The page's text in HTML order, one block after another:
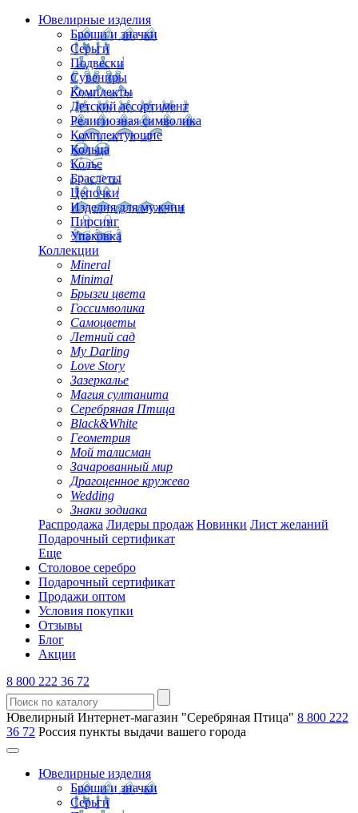
Ювелирные изделия
Броши и значки
Серьги
Подвески
Сувениры
Комплекты
Детский ассортимент
Религиозная символика
Комплектующие
Кольца
Колье
Браслеты
Цепочки
Изделия для мужчин
Пирсинг
Упаковка
Коллекции
Mineral
Minimal
Брызги цвета
Госсимволика
Самоцветы
Летний сад
My Darling
Love Story
Зазеркалье
Магия султанита
Серебряная Птица
Black&White
Геометрия
Мой талисман
Зачарованный мир
Драгоценное кружево
Wedding
Знаки зодиака
Распродажа Лидеры продаж Новинки Лист желаний
Подарочный сертификат
Еще
Столовое серебро
Подарочный сертификат
Продажи оптом
Условия покупки
Отзывы
Блог
Акции
8 800 222 36 72
Ювелирный Интернет-магазин "Серебряная Птица" 8 800 222
36 72 Россия пункты выдачи вашего города
Ювелирные изделия
Броши и значки
Серьги